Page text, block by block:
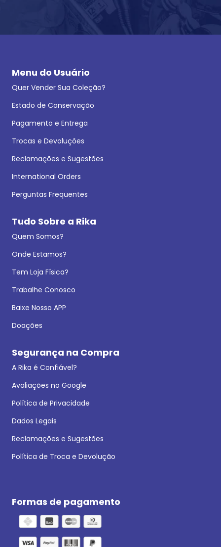
Menu do Usuário
Quer Vender Sua Coleção?
Estado de Conservação
Pagamento e Entrega
Trocas e Devoluções
Reclamações e Sugestões
International Orders
Perguntas Frequentes
Tudo Sobre a Rika
Quem Somos?
Onde Estamos?
Tem Loja Física?
Trabalhe Conosco
Baixe Nosso APP
Doações
Segurança na Compra
A Rika é Confiável?
Avaliações no Google
Política de Privacidade
Dados Legais
Reclamações e Sugestões
Política de Troca e Devolução
Formas de pagamento